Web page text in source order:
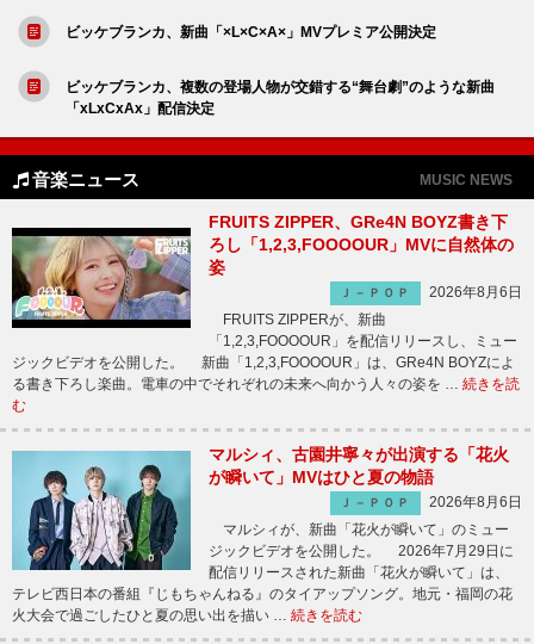
ビッケブランカ、新曲「×L×C×A×」MVプレミア公開決定
ビッケブランカ、複数の登場人物が交錯する“舞台劇”のような新曲
「xLxCxAx」配信決定
音楽ニュース MUSIC NEWS
FRUITS ZIPPER、GRe4N BOYZ書き下
ろし「1,2,3,FOOOOUR」MVに自然体の
姿
Ｊ－ＰＯＰ
2026年8月6日
FRUITS ZIPPERが、新曲
「1,2,3,FOOOOUR」を配信リリースし、ミュー
ジックビデオを公開した。 新曲「1,2,3,FOOOOUR」は、GRe4N BOYZによ
る書き下ろし楽曲。電車の中でそれぞれの未来へ向かう人々の姿を … 続きを読
む
マルシィ、古園井寧々が出演する「花火
が瞬いて」MVはひと夏の物語
Ｊ－ＰＯＰ
2026年8月6日
マルシィが、新曲「花火が瞬いて」のミュー
ジックビデオを公開した。 2026年7月29日に
配信リリースされた新曲「花火が瞬いて」は、
テレビ西日本の番組『じもちゃんねる』のタイアップソング。地元・福岡の花
火大会で過ごしたひと夏の思い出を描い … 続きを読む